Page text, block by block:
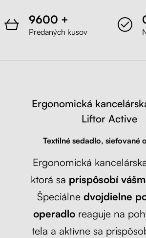
Čierna
9600 +
Predaných kusov
Ergonomická
Liftor Active
Textilné sedadlo, sieťované
Ergonomická
ktorá sa prispôsobí
Špeciálnedvojdielne
operadloreaguje na
tela a aktívne sa